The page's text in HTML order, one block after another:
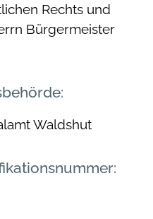
Rechts und
Bürgermeister
Waldshut